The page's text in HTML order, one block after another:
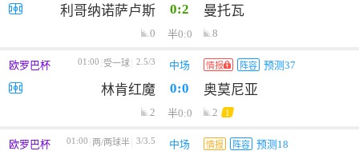
利哥纳诺萨卢斯 0:2 曼托瓦
0 半0:0 8
欧罗巴杯 01:00 受一球 2.5/3 中场 情报 阵容 预测37
林肯红魔 0:0 奥莫尼亚
2 半0:0 2 1
欧罗巴杯 01:00 两/两球半 3/3.5 中场 情报 阵容 预测18